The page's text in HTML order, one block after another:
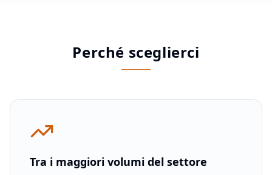
Perché sceglierci
Tra i maggiori volumi del settore